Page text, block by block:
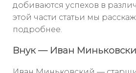
добиваются успехов в
этой части статьи мы
подробнее.
Внук — Иван